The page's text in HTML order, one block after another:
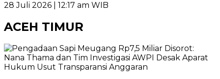
28 Juli 2026 | 12:17 am WIB
ACEH TIMUR